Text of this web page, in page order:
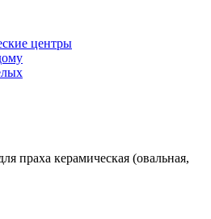
центры
праха керамическая (овальная,